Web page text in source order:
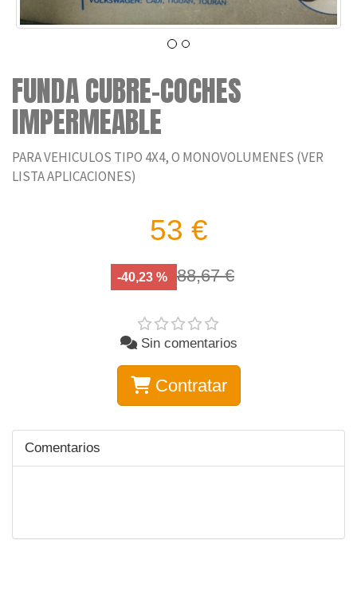
FUNDA CUBRE-COCHES
IMPERMEABLE
PARA VEHICULOS TIPO 4X4, O MONOVOLUMENES (VER
LISTA APLICACIONES)
53 €
-40,23 % 88,67 €
Sin comentarios
Contratar
Comentarios